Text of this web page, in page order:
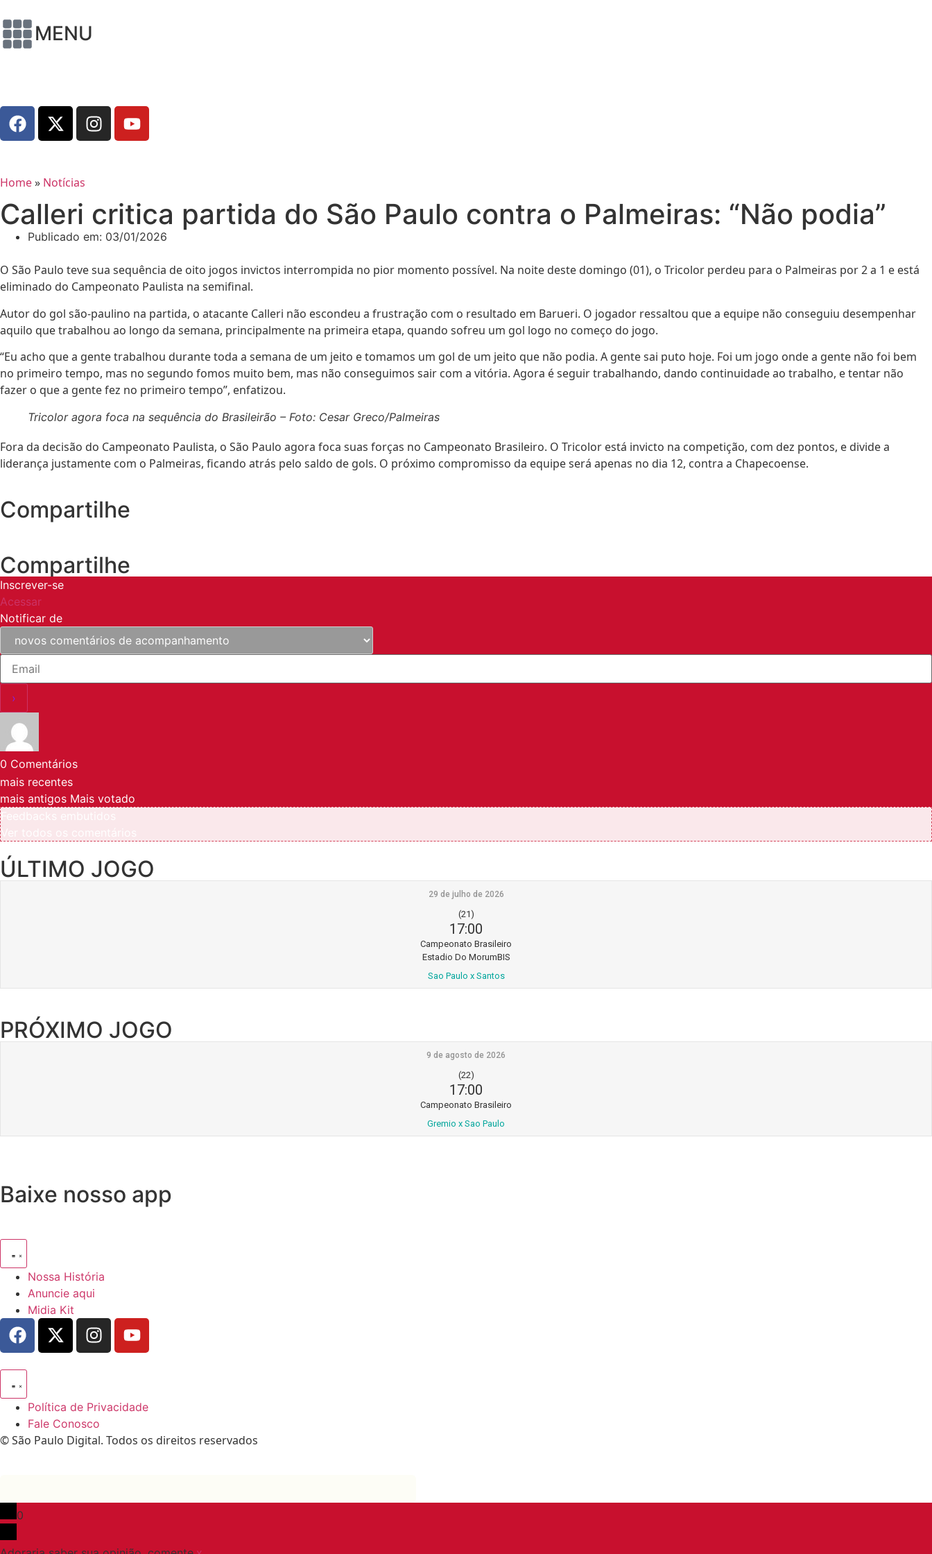
MENU
Home» Notícias
Calleri critica partida do São Paulo contra o Palmeiras: “Não podia”
Publicado em: 03/01/2026
O São Paulo teve sua sequência de oito jogos invictos interrompida no pior momento possível. Na noite deste domingo (01), o Tricolor perdeu para o Palmeiras por 2 a 1 e está
eliminado do Campeonato Paulista na semifinal.
Autor do gol são-paulino na partida, o atacante Calleri não escondeu a frustração com o resultado em Barueri. O jogador ressaltou que a equipe não conseguiu desempenhar
aquilo que trabalhou ao longo da semana, principalmente na primeira etapa, quando sofreu um gol logo no começo do jogo.
“Eu acho que a gente trabalhou durante toda a semana de um jeito e tomamos um gol de um jeito que não podia. A gente sai puto hoje. Foi um jogo onde a gente não foi bem
no primeiro tempo, mas no segundo fomos muito bem, mas não conseguimos sair com a vitória. Agora é seguir trabalhando, dando continuidade ao trabalho, e tentar não
fazer o que a gente fez no primeiro tempo”, enfatizou.
Tricolor agora foca na sequência do Brasileirão – Foto: Cesar Greco/Palmeiras
Fora da decisão do Campeonato Paulista, o São Paulo agora foca suas forças no Campeonato Brasileiro. O Tricolor está invicto na competição, com dez pontos, e divide a
liderança justamente com o Palmeiras, ficando atrás pelo saldo de gols. O próximo compromisso da equipe será apenas no dia 12, contra a Chapecoense.
Compartilhe
Compartilhe
Inscrever-se
Acessar
Notificar de
0 Comentários
mais recentes
mais antigos Mais votado
ÚLTIMO JOGO
29 de julho de 2026
(21)
17:00
Campeonato Brasileiro
Estadio Do MorumBIS
Sao Paulo x Santos
PRÓXIMO JOGO
9 de agosto de 2026
(22)
17:00
Campeonato Brasileiro
Gremio x Sao Paulo
Baixe nosso app
Nossa História
Anuncie aqui
Midia Kit
Política de Privacidade
Fale Conosco
© São Paulo Digital. Todos os direitos reservados
0